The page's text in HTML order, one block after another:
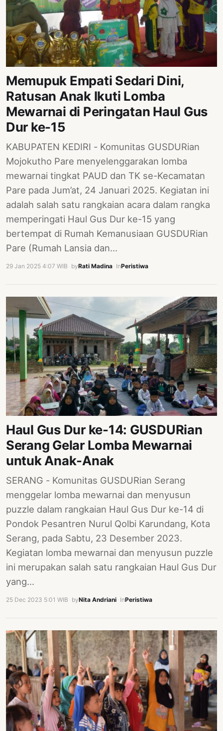
Memupuk Empati Sedari Dini,
Ratusan Anak Ikuti Lomba
Mewarnai di Peringatan Haul Gus
Dur ke-15
KABUPATEN KEDIRI - Komunitas GUSDURian
Mojokutho Pare menyelenggarakan lomba
mewarnai tingkat PAUD dan TK se-Kecamatan
Pare pada Jum’at, 24 Januari 2025. Kegiatan ini
adalah salah satu rangkaian acara dalam rangka
memperingati Haul Gus Dur ke-15 yang
bertempat di Rumah Kemanusiaan GUSDURian
Pare (Rumah Lansia dan…
29 Jan 2025 4:07 WIB byRati Madina InPeristiwa
Haul Gus Dur ke-14: GUSDURian
Serang Gelar Lomba Mewarnai
untuk Anak-Anak
SERANG - Komunitas GUSDURian Serang
menggelar lomba mewarnai dan menyusun
puzzle dalam rangkaian Haul Gus Dur ke-14 di
Pondok Pesantren Nurul Qolbi Karundang, Kota
Serang, pada Sabtu, 23 Desember 2023.
Kegiatan lomba mewarnai dan menyusun puzzle
ini merupakan salah satu rangkaian Haul Gus Dur
yang…
25 Dec 2023 5:01 WIB byNita Andriani InPeristiwa